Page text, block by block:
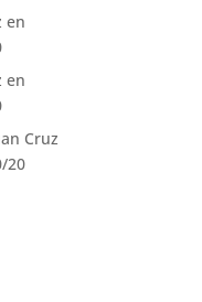
en
en
Cruz
20